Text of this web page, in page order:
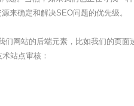
来确定和解决SEO问题的优先级。
网站的后端元素，比如我们的页面
站点审核：